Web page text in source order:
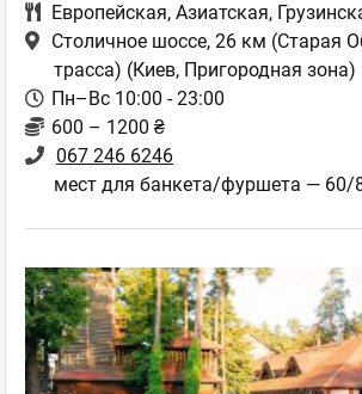
Европейская, Азиатская,
Столичное шоссе, 26 км (Старая
трасса) (Киев, Пригородная зона)
Пн–Вс 10:00 - 23:00
600 – 1200 ₴
067 246 6246
мест для банкета/фуршета — 60/